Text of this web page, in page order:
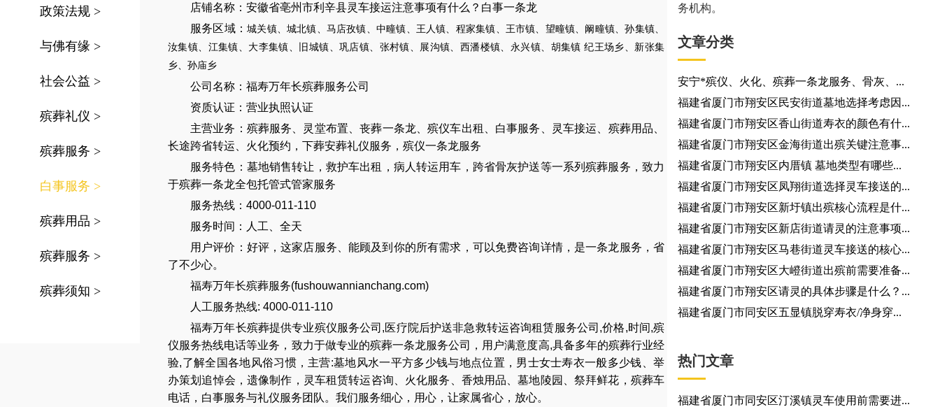
政策法规 >
与佛有缘 >
社会公益 >
殡葬礼仪 >
殡葬服务 >
白事服务 >
殡葬用品 >
殡葬服务 >
殡葬须知 >
店铺名称：安徽省亳州市利辛县灵车接运注意事项有什么？白事一条龙
服务区域：城关镇、城北镇、马店孜镇、中疃镇、王人镇、程家集镇、王市镇、望疃镇、阚疃镇、孙集镇、
汝集镇、江集镇、大李集镇、旧城镇、巩店镇、张村镇、展沟镇、西潘楼镇、永兴镇、胡集镇 纪王场乡、新张集
乡、孙庙乡
公司名称： 福寿万年长殡葬服务公司
资质认证：营业执照认证
主营业务： 殡葬服务 灵堂布置 、丧葬一条龙 、殡仪车出租 白事服务 灵车接运 殡葬用品
长途跨省转运
火化预约 ， 下葬安葬礼仪服务 ， 殡仪一条龙服务
服务特色： 墓地销售转让 ， 救护车出租 ， 病人转运用车 ， 跨省骨灰护送等一系列殡葬服务， 致力
于殡葬一条龙全包托管式管家服务
服务热线：4000-011-110
服务时间：人工、全天
用户评价：好评，这家店服务、能顾及到你的所有需求，可以免费咨询详情，是一条龙服务，省
了不少心。
福寿万年长殡葬服务(fushouwannianchang.com)
人工服务热线: 4000-011-110
福寿万年长殡葬提供专业殡仪服务公司 ,医疗院后护送非急救转运咨询租赁服务公司 ,价格,时间,殡
仪服务热线电话等业务，致力于做专业的殡葬一条龙服务公司
，用户满意度高,具备多年的殡葬行业经
验,了解全国各地风俗习惯，主营:墓地风水一平方多少钱与地点位置 ， 男士女士寿衣一般多少钱 、举
办策划追悼会 ， 遗像制作 ， 灵车租赁转运咨询 火化服务 香烛用品 、墓地陵园 、祭拜鲜花 ， 殡葬车
电话 ， 白事服务与礼仪服务团队 。我们服务细心，用心，让家属省心，放心。
务机构。
文章分类
安宁*殡仪、火化、殡葬一条龙服务、骨灰、...
福建省厦门市翔安区民安街道墓地选择考虑因...
福建省厦门市翔安区香山街道寿衣的颜色有什...
福建省厦门市翔安区金海街道出殡关键注意事...
福建省厦门市翔安区内厝镇 墓地类型有哪些...
福建省厦门市翔安区凤翔街道选择灵车接送的...
福建省厦门市翔安区新圩镇出殡核心流程是什...
福建省厦门市翔安区新店街道请灵的注意事项...
福建省厦门市翔安区马巷街道灵车接送的核心...
福建省厦门市翔安区大嶝街道出殡前需要准备...
福建省厦门市翔安区请灵的具体步骤是什么？...
福建省厦门市同安区五显镇脱穿寿衣/净身穿...
热门文章
福建省厦门市同安区汀溪镇灵车使用前需要进...